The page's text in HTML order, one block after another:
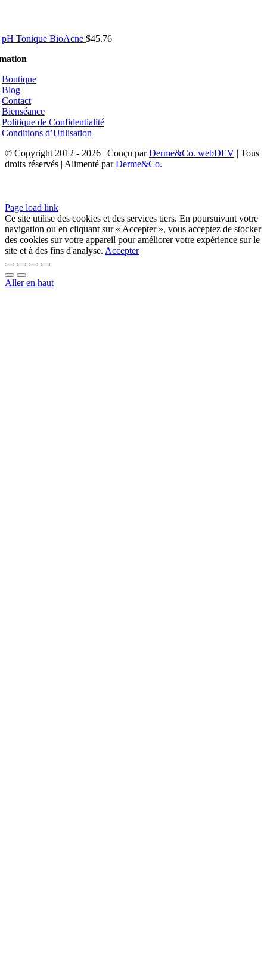
pH Tonique BioAcne $45.76
Boutique
Blog
Contact
Bienséance
Politique de Confidentialité
Conditions d’Utilisation
© Copyright 2012 - 2026 | Conçu parDerme&Co. webDEV | Tous
droits réservés | Alimenté parDerme&Co.
Page load link
Ce site utilise des cookies et des services tiers. En poursuivant votre
navigation ou en cliquant sur « Accepter », vous acceptez de stocker
des cookies sur votre appareil pour améliorer votre expérience sur le
site et à des fins d'analyse. Accepter
Aller en haut